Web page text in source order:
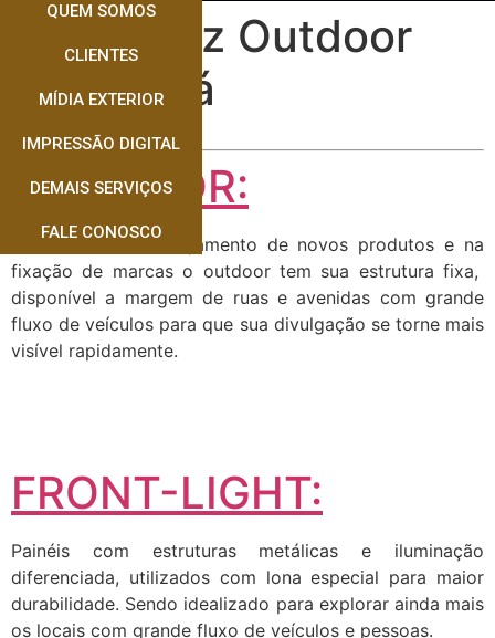
QUEM SOMOS
CLIENTES
MÍDIA EXTERIOR
IMPRESSÃO DIGITAL
DEMAIS SERVIÇOS
FALE CONOSCO
Quem faz Outdoor
Corumbá
OUTDOOR:
Muito usado no lançamento de novos produtos e na
fixação de marcas o outdoor tem sua estrutura fixa,
disponível a margem de ruas e avenidas com grande
fluxo de veículos para que sua divulgação se torne mais
visível rapidamente.
FRONT-LIGHT:
Painéis com estruturas metálicas e iluminação
diferenciada, utilizados com lona especial para maior
durabilidade. Sendo idealizado para explorar ainda mais
os locais com grande fluxo de veículos e pessoas.